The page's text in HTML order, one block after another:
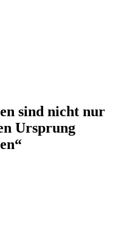
sind nicht nur
Ursprung